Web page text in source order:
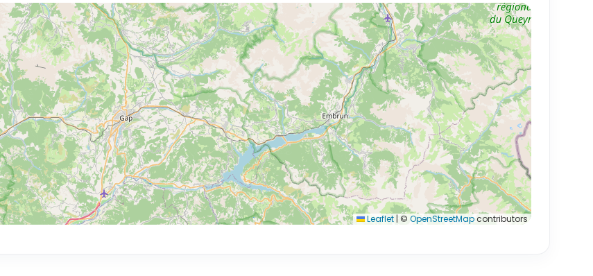
Leaflet | © OpenStreetMapcontributors